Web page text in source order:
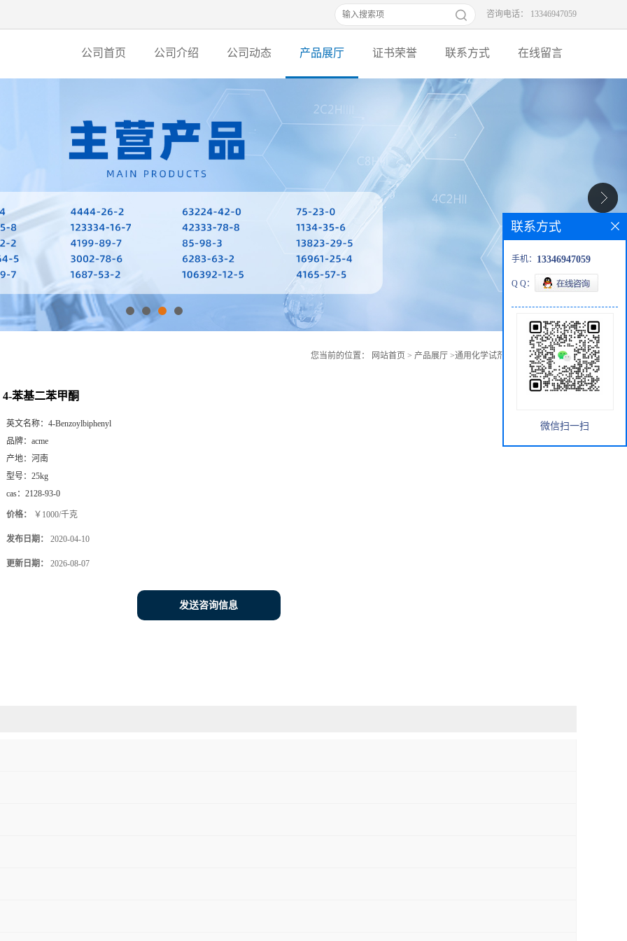
咨询电话： 13346947059
公司首页 公司介绍 公司动态 产品展厅 证书荣誉 联系方式 在线留言
您当前的位置： 网站首页 > 产品展厅 >通用化学试剂 4-苯基二苯甲酮
4-苯基二苯甲酮
英文名称： 4-Benzoylbiphenyl
品牌： acme
产地： 河南
型号： 25kg
cas： 2128-93-0
价格： ￥1000/千克
发布日期： 2020-04-10
更新日期： 2026-08-07
发送咨询信息
联系方式
手机： 13346947059
Q Q：
微信扫一扫